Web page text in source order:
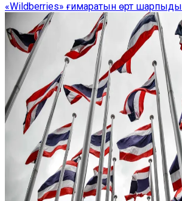
«Wildberries» ғимаратын өрт шарпыды